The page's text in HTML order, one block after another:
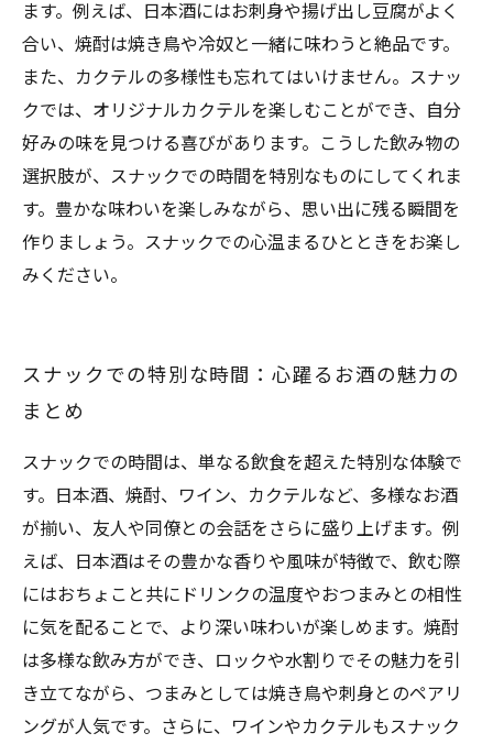
ます。例えば、日本酒にはお刺身や揚げ出し豆腐がよく
合い、焼酎は焼き鳥や冷奴と一緒に味わうと絶品です。
また、カクテルの多様性も忘れてはいけません。スナッ
クでは、オリジナルカクテルを楽しむことができ、自分
好みの味を見つける喜びがあります。こうした飲み物の
選択肢が、スナックでの時間を特別なものにしてくれま
す。豊かな味わいを楽しみながら、思い出に残る瞬間を
作りましょう。スナックでの心温まるひとときをお楽し
みください。
スナックでの特別な時間：心躍るお酒の魅力の
まとめ
スナックでの時間は、単なる飲食を超えた特別な体験で
す。日本酒、焼酎、ワイン、カクテルなど、多様なお酒
が揃い、友人や同僚との会話をさらに盛り上げます。例
えば、日本酒はその豊かな香りや風味が特徴で、飲む際
にはおちょこと共にドリンクの温度やおつまみとの相性
に気を配ることで、より深い味わいが楽しめます。焼酎
は多様な飲み方ができ、ロックや水割りでその魅力を引
き立てながら、つまみとしては焼き鳥や刺身とのペアリ
ングが人気です。さらに、ワインやカクテルもスナック